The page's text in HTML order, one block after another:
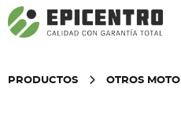
¿Olvidó su contraseña?
PRODUCTOS OTROS